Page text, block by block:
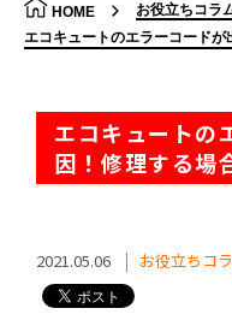
HOME
お役立ちコラ
エコキュートのエラーコード
エコキュートの
因！修理する場
2021.05.06 お役立ちコ